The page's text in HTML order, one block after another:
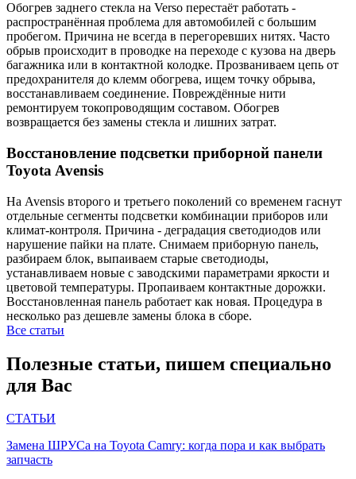
Обогрев заднего стекла на Verso перестаёт работать -
распространённая проблема для автомобилей с большим
пробегом. Причина не всегда в перегоревших нитях. Часто
обрыв происходит в проводке на переходе с кузова на дверь
багажника или в контактной колодке. Прозваниваем цепь от
предохранителя до клемм обогрева, ищем точку обрыва,
восстанавливаем соединение. Повреждённые нити
ремонтируем токопроводящим составом. Обогрев
возвращается без замены стекла и лишних затрат.
Восстановление подсветки приборной панели
Toyota Avensis
На Avensis второго и третьего поколений со временем гаснут
отдельные сегменты подсветки комбинации приборов или
климат-контроля. Причина - деградация светодиодов или
нарушение пайки на плате. Снимаем приборную панель,
разбираем блок, выпаиваем старые светодиоды,
устанавливаем новые с заводскими параметрами яркости и
цветовой температуры. Пропаиваем контактные дорожки.
Восстановленная панель работает как новая. Процедура в
несколько раз дешевле замены блока в сборе.
Все статьи
Полезные статьи, пишем специально
для Вас
СТАТЬИ
Замена ШРУСа на Toyota Camry: когда пора и как выбрать
запчасть